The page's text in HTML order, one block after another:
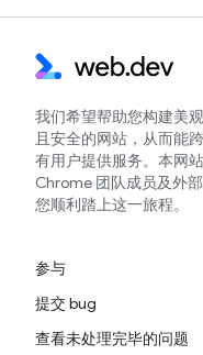
我们希望帮助您构建美
且安全的网站，从而能
有用户提供服务。本网
Chrome 团队成员及外
您顺利踏上这一旅程。
参与
提交 bug
查看未处理完毕的问题